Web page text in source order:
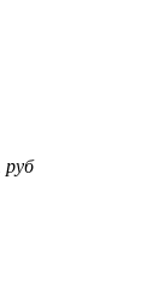
руб